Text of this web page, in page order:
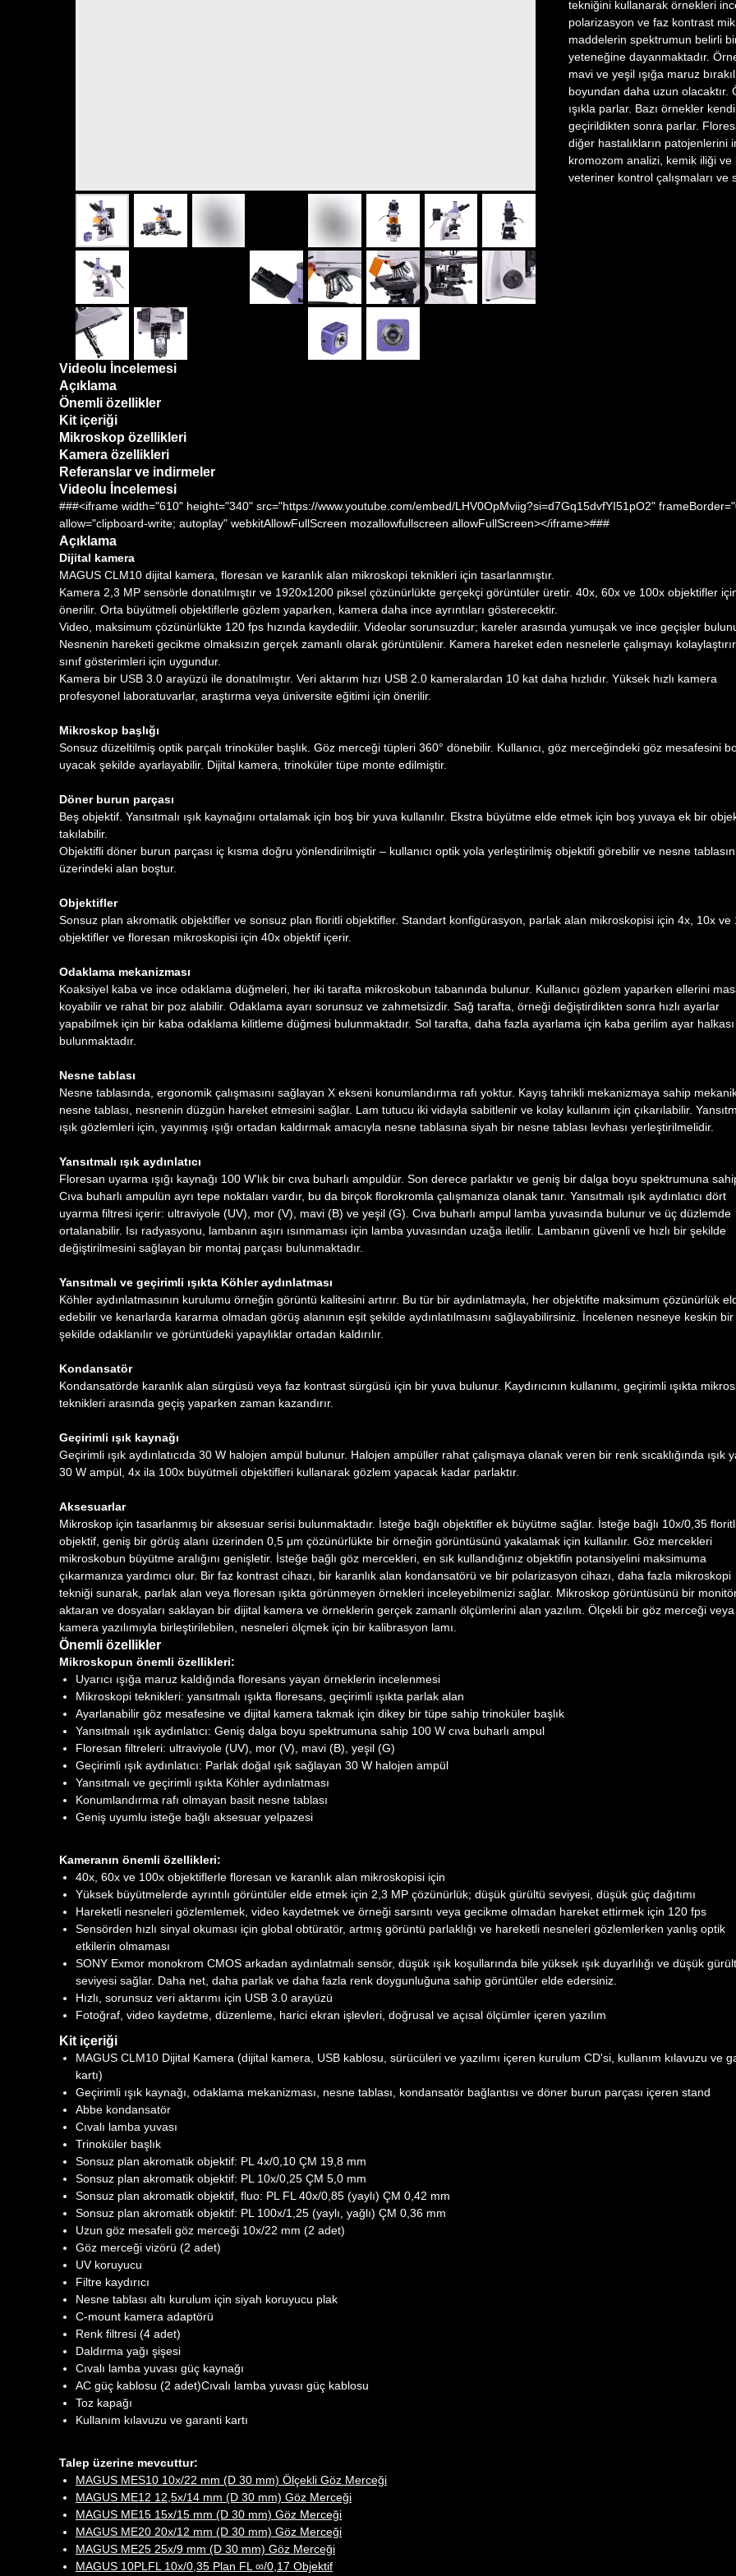
tekniğini kullanarak örnekleri
polarizasyon ve faz kontrast
maddelerin spektrumun belirli bir
yeteneğine dayanmaktadır.
mavi ve yeşil ışığa maruz
boyundan daha uzun olacaktır.
ışıkla parlar. Bazı örnekler
geçirildikten sonra parlar.
diğer hastalıkların patojenlerini
kromozom analizi, kemik iliği ve
veteriner kontrol çalışmaları ve
Videolu İncelemesi
Açıklama
Önemli özellikler
Kit içeriği
Mikroskop özellikleri
Kamera özellikleri
Referanslar ve indirmeler
Videolu İncelemesi
###<iframe width="610" height="340" src="https://www.youtube.com/embed/LHV0OpMviig?si=d7Gq15dvfYI51pO2"
allow="clipboard-write; autoplay" webkitAllowFullScreen mozallowfullscreen allowFullScreen></iframe>###
Açıklama
Dijital kamera
MAGUS CLM10 dijital kamera, floresan ve karanlık alan mikroskopi teknikleri için tasarlanmıştır.
Kamera 2,3 MP sensörle donatılmıştır ve 1920x1200 piksel çözünürlükte gerçekçi görüntüler üretir. 40x, 60x ve 100x objektifler
önerilir. Orta büyütmeli objektiflerle gözlem yaparken, kamera daha ince ayrıntıları gösterecektir.
Video, maksimum çözünürlükte 120 fps hızında kaydedilir. Videolar sorunsuzdur; kareler arasında yumuşak ve ince geçişler
Nesnenin hareketi gecikme olmaksızın gerçek zamanlı olarak görüntülenir. Kamera hareket eden nesnelerle çalışmayı
sınıf gösterimleri için uygundur.
Kamera bir USB 3.0 arayüzü ile donatılmıştır. Veri aktarım hızı USB 2.0 kameralardan 10 kat daha hızlıdır. Yüksek hızlı kamera
profesyonel laboratuvarlar, araştırma veya üniversite eğitimi için önerilir.
Mikroskop başlığı
Sonsuz düzeltilmiş optik parçalı trinoküler başlık. Göz merceği tüpleri 360° dönebilir. Kullanıcı, göz merceğindeki göz mesafesini
uyacak şekilde ayarlayabilir. Dijital kamera, trinoküler tüpe monte edilmiştir.
Döner burun parçası
Beş objektif. Yansıtmalı ışık kaynağını ortalamak için boş bir yuva kullanılır. Ekstra büyütme elde etmek için boş yuvaya ek bir
takılabilir.
Objektifli döner burun parçası iç kısma doğru yönlendirilmiştir – kullanıcı optik yola yerleştirilmiş objektifi görebilir ve nesne
üzerindeki alan boştur.
Objektifler
Sonsuz plan akromatik objektifler ve sonsuz plan floritli objektifler. Standart konfigürasyon, parlak alan mikroskopisi için 4x, 10x ve
objektifler ve floresan mikroskopisi için 40x objektif içerir.
Odaklama mekanizması
Koaksiyel kaba ve ince odaklama düğmeleri, her iki tarafta mikroskobun tabanında bulunur. Kullanıcı gözlem yaparken ellerini
koyabilir ve rahat bir poz alabilir. Odaklama ayarı sorunsuz ve zahmetsizdir. Sağ tarafta, örneği değiştirdikten sonra hızlı ayarlar
yapabilmek için bir kaba odaklama kilitleme düğmesi bulunmaktadır. Sol tarafta, daha fazla ayarlama için kaba gerilim ayar halkası
bulunmaktadır.
Nesne tablası
Nesne tablasında, ergonomik çalışmasını sağlayan X ekseni konumlandırma rafı yoktur. Kayış tahrikli mekanizmaya sahip
nesne tablası, nesnenin düzgün hareket etmesini sağlar. Lam tutucu iki vidayla sabitlenir ve kolay kullanım için çıkarılabilir.
ışık gözlemleri için, yayınmış ışığı ortadan kaldırmak amacıyla nesne tablasına siyah bir nesne tablası levhası yerleştirilmelidir.
Yansıtmalı ışık aydınlatıcı
Floresan uyarma ışığı kaynağı 100 W'lık bir cıva buharlı ampuldür. Son derece parlaktır ve geniş bir dalga boyu spektrumuna
Cıva buharlı ampulün ayrı tepe noktaları vardır, bu da birçok florokromla çalışmanıza olanak tanır. Yansıtmalı ışık aydınlatıcı dört
uyarma filtresi içerir: ultraviyole (UV), mor (V), mavi (B) ve yeşil (G). Cıva buharlı ampul lamba yuvasında bulunur ve üç düzlemde
ortalanabilir. Isı radyasyonu, lambanın aşırı ısınmaması için lamba yuvasından uzağa iletilir. Lambanın güvenli ve hızlı bir şekilde
değiştirilmesini sağlayan bir montaj parçası bulunmaktadır.
Yansıtmalı ve geçirimli ışıkta Köhler aydınlatması
Köhler aydınlatmasının kurulumu örneğin görüntü kalitesini artırır. Bu tür bir aydınlatmayla, her objektifte maksimum çözünürlük
edebilir ve kenarlarda kararma olmadan görüş alanının eşit şekilde aydınlatılmasını sağlayabilirsiniz. İncelenen nesneye keskin bir
şekilde odaklanılır ve görüntüdeki yapaylıklar ortadan kaldırılır.
Kondansatör
Kondansatörde karanlık alan sürgüsü veya faz kontrast sürgüsü için bir yuva bulunur. Kaydırıcının kullanımı, geçirimli ışıkta
teknikleri arasında geçiş yaparken zaman kazandırır.
Geçirimli ışık kaynağı
Geçirimli ışık aydınlatıcıda 30 W halojen ampül bulunur. Halojen ampüller rahat çalışmaya olanak veren bir renk sıcaklığında ışık
30 W ampül, 4x ila 100x büyütmeli objektifleri kullanarak gözlem yapacak kadar parlaktır.
Aksesuarlar
Mikroskop için tasarlanmış bir aksesuar serisi bulunmaktadır. İsteğe bağlı objektifler ek büyütme sağlar. İsteğe bağlı 10x/0,35
objektif, geniş bir görüş alanı üzerinden 0,5 μm çözünürlükte bir örneğin görüntüsünü yakalamak için kullanılır. Göz mercekleri
mikroskobun büyütme aralığını genişletir. İsteğe bağlı göz mercekleri, en sık kullandığınız objektifin potansiyelini maksimuma
çıkarmanıza yardımcı olur. Bir faz kontrast cihazı, bir karanlık alan kondansatörü ve bir polarizasyon cihazı, daha fazla mikroskopi
tekniği sunarak, parlak alan veya floresan ışıkta görünmeyen örnekleri inceleyebilmenizi sağlar. Mikroskop görüntüsünü bir
aktaran ve dosyaları saklayan bir dijital kamera ve örneklerin gerçek zamanlı ölçümlerini alan yazılım. Ölçekli bir göz merceği veya
kamera yazılımıyla birleştirilebilen, nesneleri ölçmek için bir kalibrasyon lamı.
Önemli özellikler
Mikroskopun önemli özellikleri:
Uyarıcı ışığa maruz kaldığında floresans yayan örneklerin incelenmesi
Mikroskopi teknikleri: yansıtmalı ışıkta floresans, geçirimli ışıkta parlak alan
Ayarlanabilir göz mesafesine ve dijital kamera takmak için dikey bir tüpe sahip trinoküler başlık
Yansıtmalı ışık aydınlatıcı: Geniş dalga boyu spektrumuna sahip 100 W cıva buharlı ampul
Floresan filtreleri: ultraviyole (UV), mor (V), mavi (B), yeşil (G)
Geçirimli ışık aydınlatıcı: Parlak doğal ışık sağlayan 30 W halojen ampül
Yansıtmalı ve geçirimli ışıkta Köhler aydınlatması
Konumlandırma rafı olmayan basit nesne tablası
Geniş uyumlu isteğe bağlı aksesuar yelpazesi
Kameranın önemli özellikleri:
40x, 60x ve 100x objektiflerle floresan ve karanlık alan mikroskopisi için
Yüksek büyütmelerde ayrıntılı görüntüler elde etmek için 2,3 MP çözünürlük; düşük gürültü seviyesi, düşük güç dağıtımı
Hareketli nesneleri gözlemlemek, video kaydetmek ve örneği sarsıntı veya gecikme olmadan hareket ettirmek için 120 fps
Sensörden hızlı sinyal okuması için global obtüratör, artmış görüntü parlaklığı ve hareketli nesneleri gözlemlerken yanlış optik
etkilerin olmaması
SONY Exmor monokrom CMOS arkadan aydınlatmalı sensör, düşük ışık koşullarında bile yüksek ışık duyarlılığı ve düşük
seviyesi sağlar. Daha net, daha parlak ve daha fazla renk doygunluğuna sahip görüntüler elde edersiniz.
Hızlı, sorunsuz veri aktarımı için USB 3.0 arayüzü
Fotoğraf, video kaydetme, düzenleme, harici ekran işlevleri, doğrusal ve açısal ölçümler içeren yazılım
Kit içeriği
MAGUS CLM10 Dijital Kamera (dijital kamera, USB kablosu, sürücüleri ve yazılımı içeren kurulum CD'si, kullanım kılavuzu ve
kartı)
Geçirimli ışık kaynağı, odaklama mekanizması, nesne tablası, kondansatör bağlantısı ve döner burun parçası içeren stand
Abbe kondansatör
Cıvalı lamba yuvası
Trinoküler başlık
Sonsuz plan akromatik objektif: PL 4x/0,10 ÇM 19,8 mm
Sonsuz plan akromatik objektif: PL 10x/0,25 ÇM 5,0 mm
Sonsuz plan akromatik objektif, fluo: PL FL 40x/0,85 (yaylı) ÇM 0,42 mm
Sonsuz plan akromatik objektif: PL 100x/1,25 (yaylı, yağlı) ÇM 0,36 mm
Uzun göz mesafeli göz merceği 10x/22 mm (2 adet)
Göz merceği vizörü (2 adet)
UV koruyucu
Filtre kaydırıcı
Nesne tablası altı kurulum için siyah koruyucu plak
C-mount kamera adaptörü
Renk filtresi (4 adet)
Daldırma yağı şişesi
Cıvalı lamba yuvası güç kaynağı
AC güç kablosu (2 adet)Cıvalı lamba yuvası güç kablosu
Toz kapağı
Kullanım kılavuzu ve garanti kartı
Talep üzerine mevcuttur:
MAGUS MES10 10х/22 mm (D 30 mm) Ölçekli Göz Merceği
MAGUS ME12 12,5х/14 mm (D 30 mm) Göz Merceği
MAGUS ME15 15x/15 mm (D 30 mm) Göz Merceği
MAGUS ME20 20х/12 mm (D 30 mm) Göz Merceği
MAGUS ME25 25х/9 mm (D 30 mm) Göz Merceği
MAGUS 10PLFL 10х/0,35 Plan FL ∞/0,17 Objektif